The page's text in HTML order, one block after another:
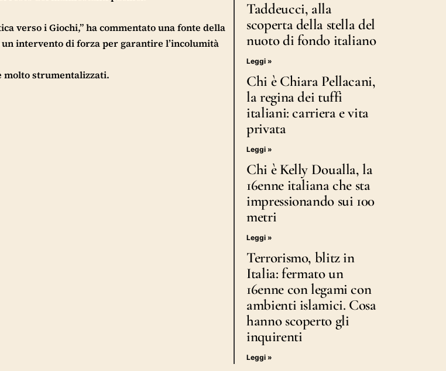
verso i Giochi,” ha commentato una fonte della
intervento di forza per garantire l’incolumità
molto strumentalizzati.
Taddeucci, alla
scoperta della stella del
nuoto di fondo italiano
Leggi »
Chi è Chiara Pellacani,
la regina dei tuffi
italiani: carriera e vita
privata
Leggi »
Chi è Kelly Doualla, la
16enne italiana che sta
impressionando sui 100
metri
Leggi »
Terrorismo, blitz in
Italia: fermato un
16enne con legami con
ambienti islamici. Cosa
hanno scoperto gli
inquirenti
Leggi »